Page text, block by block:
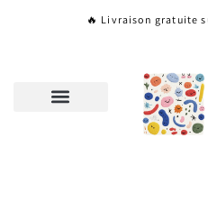
🔥 Livraison gratuite